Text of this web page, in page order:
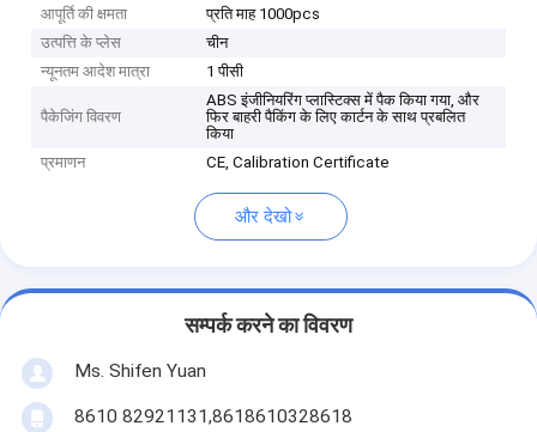
आपूर्ति की क्षमता
प्रति माह 1000pcs
उत्पत्ति के प्लेस
चीन
न्यूनतम आदेश मात्रा
1 पीसी
पैकेजिंग विवरण
ABS इंजीनियरिंग प्लास्टिक्स में पैक किया गया, और
फिर बाहरी पैकिंग के लिए कार्टन के साथ प्रबलित
किया
प्रमाणन
CE, Calibration Certificate
और देखो
सम्पर्क करने का विवरण
Ms. Shifen Yuan
8610 82921131,8618610328618